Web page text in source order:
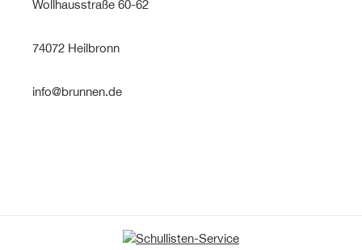
Wollhausstraße 60-62
74072 Heilbronn
info@brunnen.de